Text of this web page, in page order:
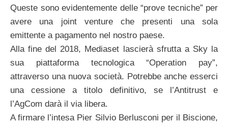
Queste sono evidentemente delle “prove tecniche” per
avere una joint venture che presenti una sola
emittente a pagamento nel nostro paese.
Alla fine del 2018, Mediaset lascierà sfrutta a Sky la
sua piattaforma tecnologica “Operation pay”,
attraverso una nuova società. Potrebbe anche esserci
una cessione a titolo definitivo, se l’Antitrust e
l’AgCom darà il via libera.
A firmare l’intesa Pier Silvio Berlusconi per il Biscione,